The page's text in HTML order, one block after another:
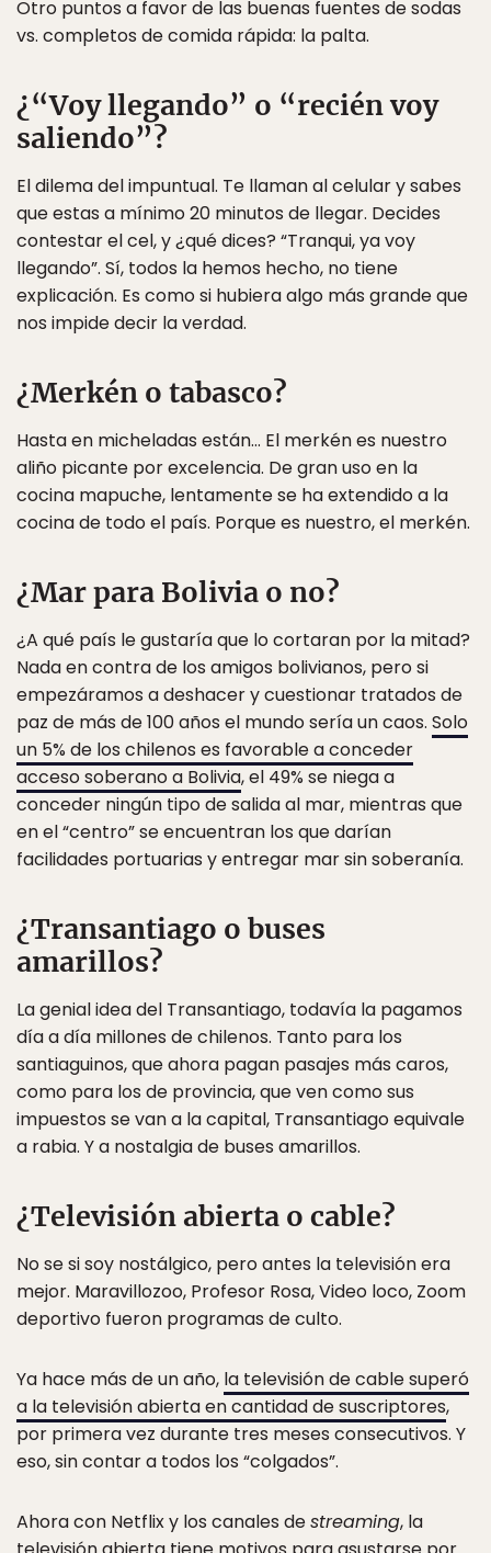
Otro puntos a favor de las buenas fuentes de sodas
vs. completos de comida rápida: la palta.
¿“Voy llegando” o “recién voy
saliendo”?
El dilema del impuntual. Te llaman al celular y sabes
que estas a mínimo 20 minutos de llegar. Decides
contestar el cel, y ¿qué dices? “Tranqui, ya voy
llegando”. Sí, todos la hemos hecho, no tiene
explicación. Es como si hubiera algo más grande que
nos impide decir la verdad.
¿Merkén o tabasco?
Hasta en micheladas están… El merkén es nuestro
aliño picante por excelencia. De gran uso en la
cocina mapuche, lentamente se ha extendido a la
cocina de todo el país. Porque es nuestro, el merkén.
¿Mar para Bolivia o no?
¿A qué país le gustaría que lo cortaran por la mitad?
Nada en contra de los amigos bolivianos, pero si
empezáramos a deshacer y cuestionar tratados de
paz de más de 100 años el mundo sería un caos. Solo
un 5% de los chilenos es favorable a conceder
acceso soberano a Bolivia, el 49% se niega a
conceder ningún tipo de salida al mar, mientras que
en el “centro” se encuentran los que darían
facilidades portuarias y entregar mar sin soberanía.
¿Transantiago o buses
amarillos?
La genial idea del Transantiago, todavía la pagamos
día a día millones de chilenos. Tanto para los
santiaguinos, que ahora pagan pasajes más caros,
como para los de provincia, que ven como sus
impuestos se van a la capital, Transantiago equivale
a rabia. Y a nostalgia de buses amarillos.
¿Televisión abierta o cable?
No se si soy nostálgico, pero antes la televisión era
mejor. Maravillozoo, Profesor Rosa, Video loco, Zoom
deportivo fueron programas de culto.
Ya hace más de un año, la televisión de cable superó
a la televisión abierta en cantidad de suscriptores,
por primera vez durante tres meses consecutivos. Y
eso, sin contar a todos los “colgados”.
Ahora con Netflix y los canales destreaming, la